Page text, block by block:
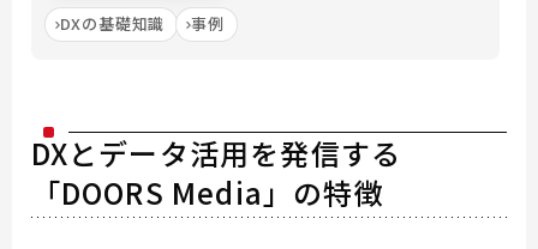
DXの基礎知識 事例
DXとデータ活用を発信する
「DOORS Media」の特徴